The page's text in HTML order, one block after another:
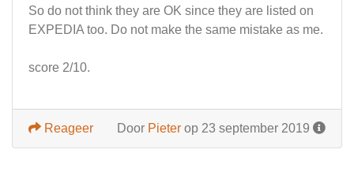
So do not think they are OK since they are listed on
EXPEDIA too. Do not make the same mistake as me.
score 2/10.
Door Pieter op 23 september 2019
Reageer